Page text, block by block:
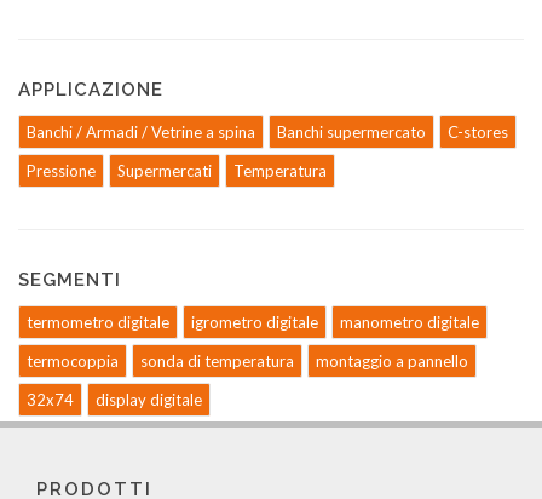
APPLICAZIONE
Banchi / Armadi / Vetrine a spina Banchi supermercato
C-stores
Pressione
Supermercati Temperatura
SEGMENTI
termometro digitale igrometro digitale
manometro digitale
termocoppia
sonda di temperatura
montaggio a pannello
32x74
display digitale
PRODOTTI